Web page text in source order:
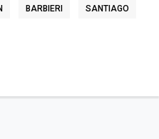
BARBIERI SANTIAGO